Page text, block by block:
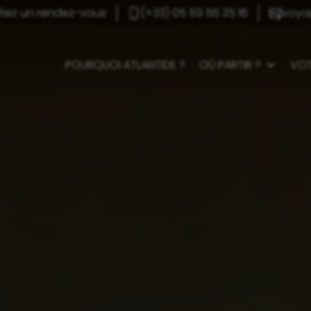
un rendez-vous (+33) 05 59 56 35 16
POURQUOI ATLANTIDE ? OÙ PARTIR ?